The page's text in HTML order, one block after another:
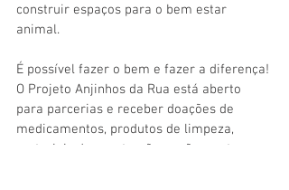
construir espaços para o bem estar
animal.
É possível fazer o bem e fazer a diferença!
O Projeto Anjinhos da Rua está aberto
para parcerias e receber doações de
medicamentos, produtos de limpeza,
materiais de construção, rações, entre